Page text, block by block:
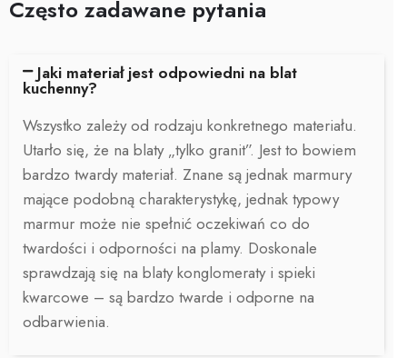
Często zadawane pytania
Jaki materiał jest odpowiedni na blat
kuchenny?
Wszystko zależy od rodzaju konkretnego materiału.
Utarło się, że na blaty „tylko granit”. Jest to bowiem
bardzo twardy materiał. Znane są jednak marmury
mające podobną charakterystykę, jednak typowy
marmur może nie spełnić oczekiwań co do
twardości i odporności na plamy. Doskonale
sprawdzają się na blaty konglomeraty i spieki
kwarcowe – są bardzo twarde i odporne na
odbarwienia.